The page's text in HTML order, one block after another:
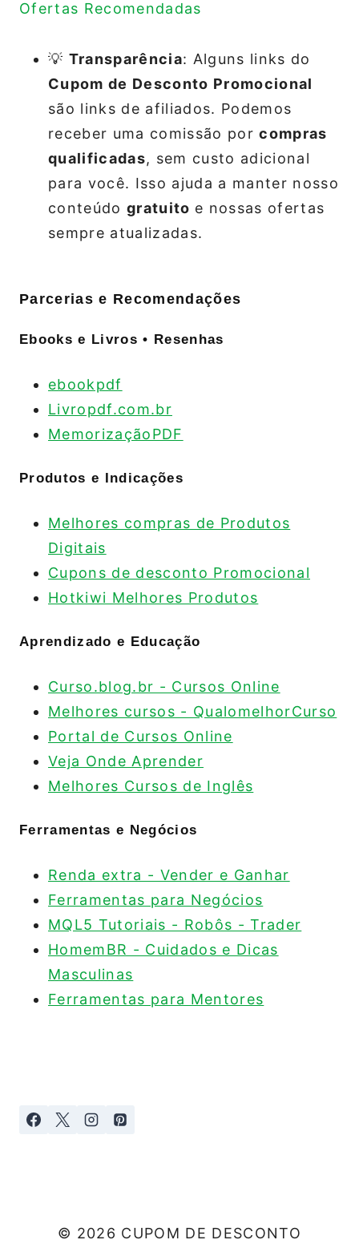
Ofertas Recomendadas
💡 Transparência: Alguns links do
Cupom de Desconto Promocional
são links de afiliados. Podemos
receber uma comissão porcompras
qualificadas, sem custo adicional
para você. Isso ajuda a manter nosso
conteúdo gratuito e nossas ofertas
sempre atualizadas.
Parcerias e Recomendações
Ebooks e Livros • Resenhas
ebookpdf
Livropdf.com.br
MemorizaçãoPDF
Produtos e Indicações
Melhores compras de Produtos
Digitais
Cupons de desconto Promocional
Hotkiwi Melhores Produtos
Aprendizado e Educação
Curso.blog.br - Cursos Online
Melhores cursos - QualomelhorCurso
Portal de Cursos Online
Veja Onde Aprender
Melhores Cursos de Inglês
Ferramentas e Negócios
Renda extra - Vender e Ganhar
Ferramentas para Negócios
MQL5 Tutoriais - Robôs - Trader
HomemBR - Cuidados e Dicas
Masculinas
Ferramentas para Mentores
© 2026 CUPOM DE DESCONTO